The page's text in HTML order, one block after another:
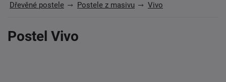
Dřevěné postele
Postele z masivu Vivo
Postel Vivo